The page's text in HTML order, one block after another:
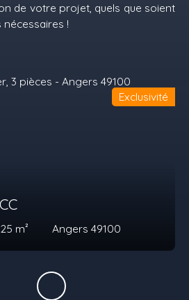
de votre projet, quels que soient
!
m² Angers 49100
Exclusivité